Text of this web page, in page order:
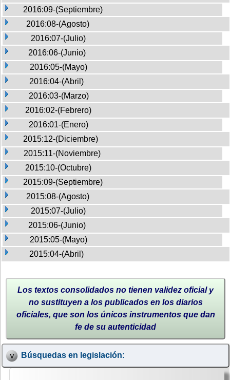
2016:09-(Septiembre)
2016:08-(Agosto)
2016:07-(Julio)
2016:06-(Junio)
2016:05-(Mayo)
2016:04-(Abril)
2016:03-(Marzo)
2016:02-(Febrero)
2016:01-(Enero)
2015:12-(Diciembre)
2015:11-(Noviembre)
2015:10-(Octubre)
2015:09-(Septiembre)
2015:08-(Agosto)
2015:07-(Julio)
2015:06-(Junio)
2015:05-(Mayo)
2015:04-(Abril)
Los textos consolidados no tienen validez oficial y
no sustituyen a los publicados en los diarios
oficiales, que son los únicos instrumentos que dan
fe de su autenticidad
Búsquedas en legislación: